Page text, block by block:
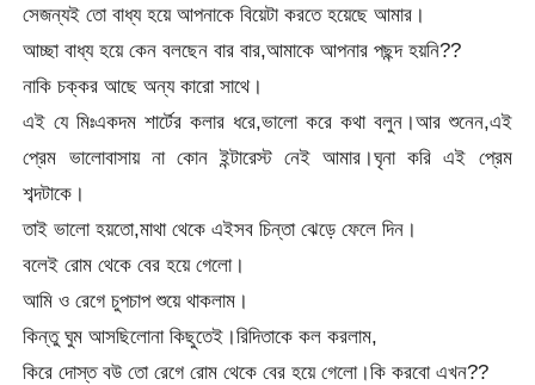
সেজন্যই তো বাধ্য হয়ে আপনাকে বিয়েটা করতে হয়েছে আমার।
আচ্ছা বাধ্য হয়ে কেন বলছেন বার বার,আমাকে আপনার পছন্দ হয়নি??
নাকি চক্কর আছে অন্য কারো সাথে।
এই যে মিঃএকদম শার্টের কলার ধরে,ভালো করে কথা বলুন।আর শুনেন,এই
প্রেম ভালোবাসায় না কোন ইন্টারেস্ট নেই আমার।ঘৃনা করি এই প্রেম
শব্দটাকে।
তাই ভালো হয়তো,মাথা থেকে এইসব চিন্তা ঝেড়ে ফেলে দিন।
বলেই রোম থেকে বের হয়ে গেলো।
আমি ও রেগে চুপচাপ শুয়ে থাকলাম।
কিন্তু ঘুম আসছিলোনা কিছুতেই।রিদিতাকে কল করলাম,
কিরে দোস্ত বউ তো রেগে রোম থেকে বের হয়ে গেলো।কি করবো এখন??